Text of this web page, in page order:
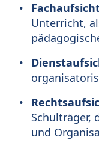
Unterricht,
Schulträger,
und